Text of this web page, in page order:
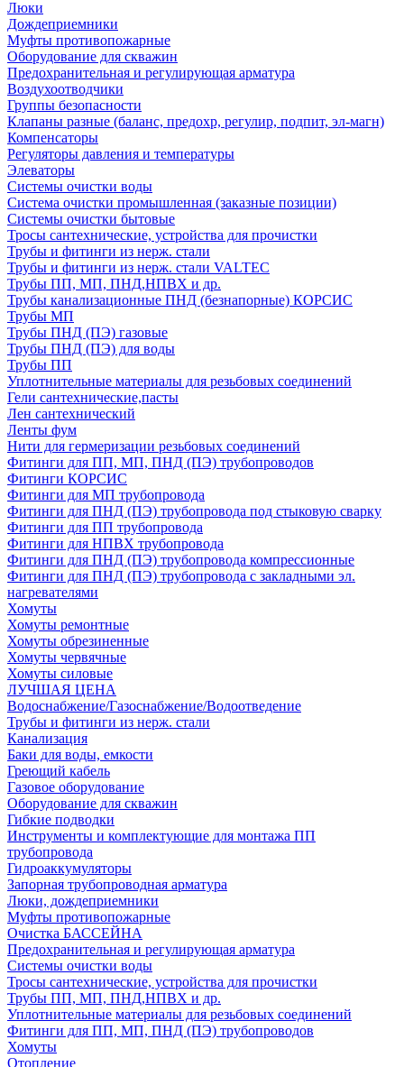
Люки
Дождеприемники
Муфты противопожарные
Оборудование для скважин
Предохранительная и регулирующая арматура
Воздухоотводчики
Группы безопасности
Клапаны разные (баланс, предохр, регулир, подпит, эл-магн)
Компенсаторы
Регуляторы давления и температуры
Элеваторы
Системы очистки воды
Система очистки промышленная (заказные позиции)
Системы очистки бытовые
Тросы сантехнические, устройства для прочистки
Трубы и фитинги из нерж. стали
Трубы и фитинги из нерж. стали VALTEC
Трубы ПП, МП, ПНД,НПВХ и др.
Трубы канализационные ПНД (безнапорные) КОРСИС
Трубы МП
Трубы ПНД (ПЭ) газовые
Трубы ПНД (ПЭ) для воды
Трубы ПП
Уплотнительные материалы для резьбовых соединений
Гели сантехнические,пасты
Лен сантехнический
Ленты фум
Нити для гермеризации резьбовых соединений
Фитинги для ПП, МП, ПНД (ПЭ) трубопроводов
Фитинги КОРСИС
Фитинги для МП трубопровода
Фитинги для ПНД (ПЭ) трубопровода под стыковую сварку
Фитинги для ПП трубопровода
Фитинги для НПВХ трубопровода
Фитинги для ПНД (ПЭ) трубопровода компрессионные
Фитинги для ПНД (ПЭ) трубопровода с закладными эл.
нагревателями
Хомуты
Хомуты ремонтные
Хомуты обрезиненные
Хомуты червячные
Хомуты силовые
ЛУЧШАЯ ЦЕНА
Водоснабжение/Газоснабжение/Водоотведение
Трубы и фитинги из нерж. стали
Канализация
Баки для воды, емкости
Греющий кабель
Газовое оборудование
Оборудование для скважин
Гибкие подводки
Инструменты и комплектующие для монтажа ПП
трубопровода
Гидроаккумуляторы
Запорная трубопроводная арматура
Люки, дождеприемники
Муфты противопожарные
Очистка БАССЕЙНА
Предохранительная и регулирующая арматура
Системы очистки воды
Тросы сантехнические, устройства для прочистки
Трубы ПП, МП, ПНД,НПВХ и др.
Уплотнительные материалы для резьбовых соединений
Фитинги для ПП, МП, ПНД (ПЭ) трубопроводов
Хомуты
Отопление